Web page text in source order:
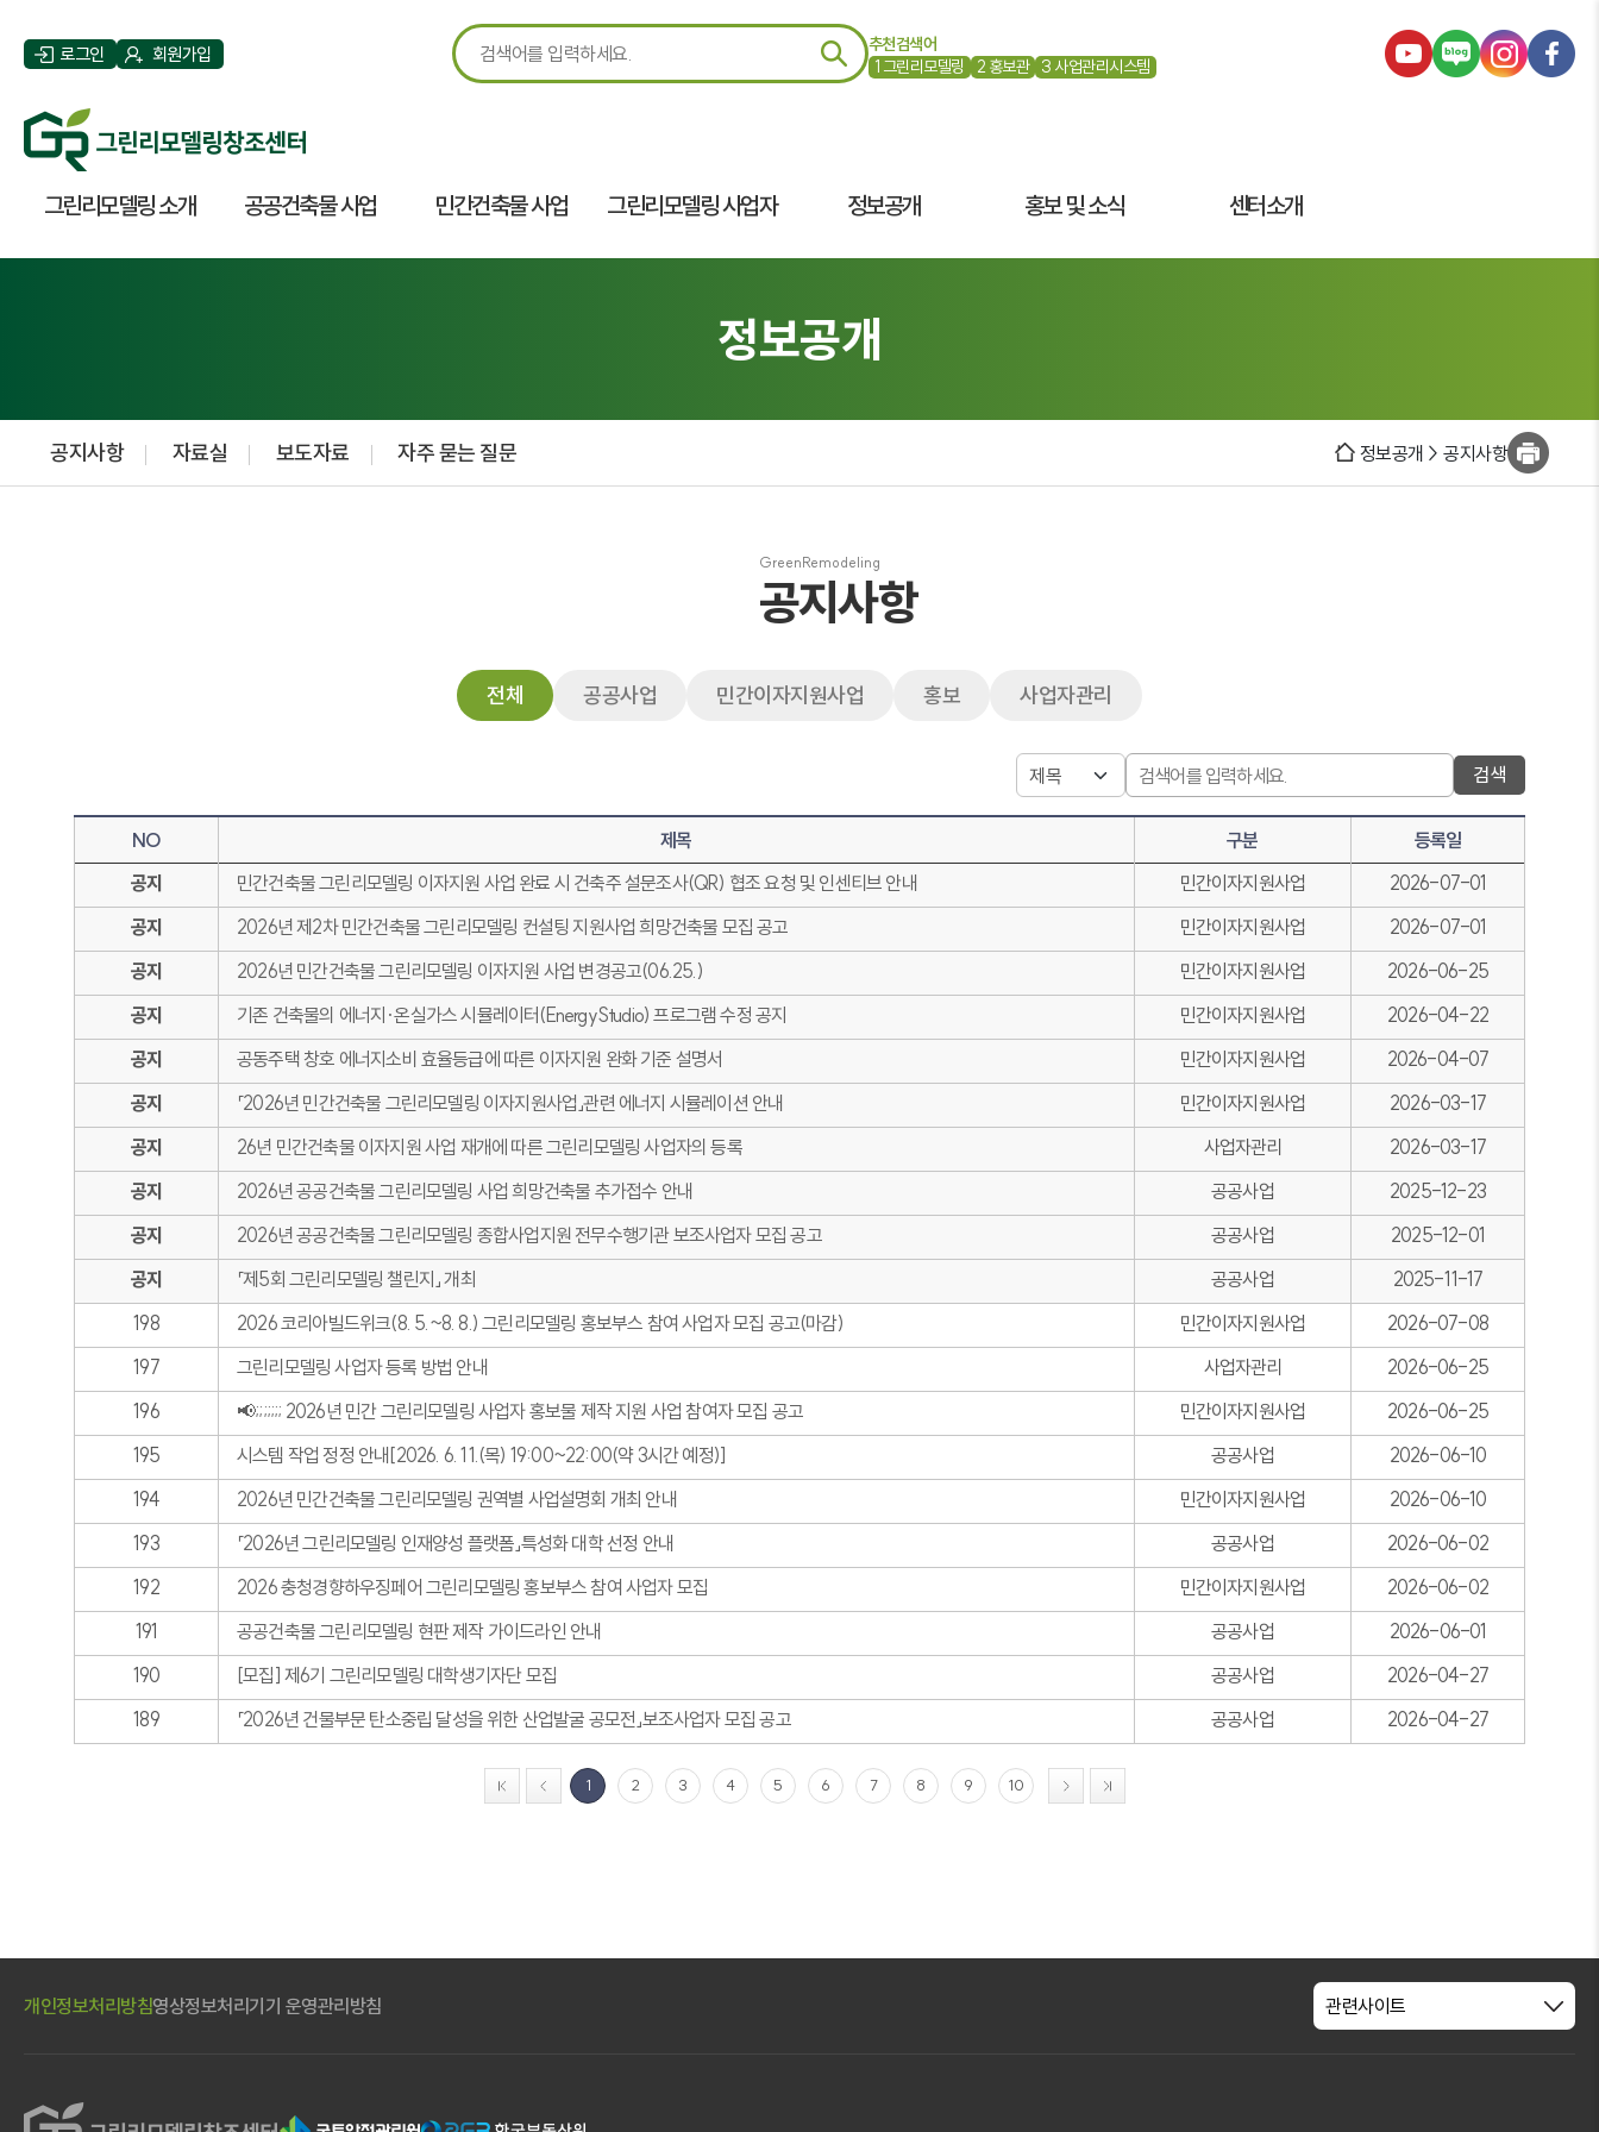
로그인 회원가입
추천검색어
1 그린리모델링 2 홍보관 3 사업관리시스템
그린리모델링 소개 공공건축물 사업 민간건축물 사업 그린리모델링 사업자 정보공개 홍보 및 소식 센터소개
정보공개
공지사항 자료실 보도자료 자주 묻는 질문 정보공개 > 공지사항
GreenRemodeling
공지사항
전체 공공사업 민간이자지원사업 홍보 사업자관리
검색
NO 제목 구분
등록일
공지
민간건축물 그린리모델링 이자지원 사업 완료 시 건축주 설문조사(QR) 협조 요청 및 인센티브 안내 민간이자지원사업
2026-07-01
공지
2026년 제2차 민간건축물 그린리모델링 컨설팅 지원사업 희망건축물 모집 공고 민간이자지원사업
2026-07-01
공지
2026년 민간건축물 그린리모델링 이자지원 사업 변경공고(06.25.) 민간이자지원사업
2026-06-25
공지
기존 건축물의 에너지·온실가스 시뮬레이터(EnergyStudio) 프로그램 수정 공지 민간이자지원사업
2026-04-22
공지
공동주택 창호 에너지소비 효율등급에 따른 이자지원 완화 기준 설명서 민간이자지원사업
2026-04-07
공지
「2026년 민간건축물 그린리모델링 이자지원사업」관련 에너지 시뮬레이션 안내 민간이자지원사업
2026-03-17
공지
26년 민간건축물 이자지원 사업 재개에 따른 그린리모델링 사업자의 등록 사업자관리
2026-03-17
공지
2026년 공공건축물 그린리모델링 사업 희망건축물 추가접수 안내 공공사업
2025-12-23
공지
2026년 공공건축물 그린리모델링 종합사업지원 전무수행기관 보조사업자 모집 공고 공공사업
2025-12-01
공지
「제5회 그린리모델링 챌린지」 개최 공공사업
2025-11-17
198
2026 코리아빌드위크(8. 5.~8. 8.) 그린리모델링 홍보부스 참여 사업자 모집 공고(마감) 민간이자지원사업
2026-07-08
197
그린리모델링 사업자 등록 방법 안내 사업자관리
2026-06-25
196
📢;;;;;;; 2026년 민간 그린리모델링 사업자 홍보물 제작 지원 사업 참여자 모집 공고 민간이자지원사업
2026-06-25
195
시스템 작업 정정 안내[2026. 6. 11.(목) 19:00~22:00(약 3시간 예정)] 공공사업
2026-06-10
194
2026년 민간건축물 그린리모델링 권역별 사업설명회 개최 안내 민간이자지원사업
2026-06-10
193
「2026년 그린리모델링 인재양성 플랫폼」특성화 대학 선정 안내 공공사업
2026-06-02
192
2026 충청경향하우징페어 그린리모델링 홍보부스 참여 사업자 모집 민간이자지원사업
2026-06-02
191
공공건축물 그린리모델링 현판 제작 가이드라인 안내 공공사업
2026-06-01
190
[모집] 제6기 그린리모델링 대학생기자단 모집 공공사업
2026-04-27
189
「2026년 건물부문 탄소중립 달성을 위한 산업발굴 공모전」보조사업자 모집 공고 공공사업 2026-04-27
1 2 3 4 5 6 7 8 9 10
개인정보처리방침영상정보처리기기 운영관리방침